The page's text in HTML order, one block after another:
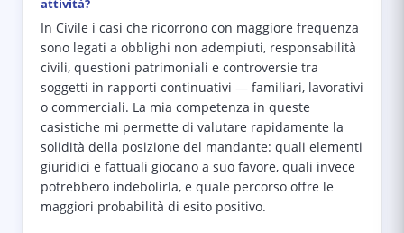
attività?
In Civile i casi che ricorrono con maggiore frequenza
sono legati a obblighi non adempiuti, responsabilità
civili, questioni patrimoniali e controversie tra
soggetti in rapporti continuativi — familiari, lavorativi
o commerciali. La mia competenza in queste
casistiche mi permette di valutare rapidamente la
solidità della posizione del mandante: quali elementi
giuridici e fattuali giocano a suo favore, quali invece
potrebbero indebolirla, e quale percorso offre le
maggiori probabilità di esito positivo.